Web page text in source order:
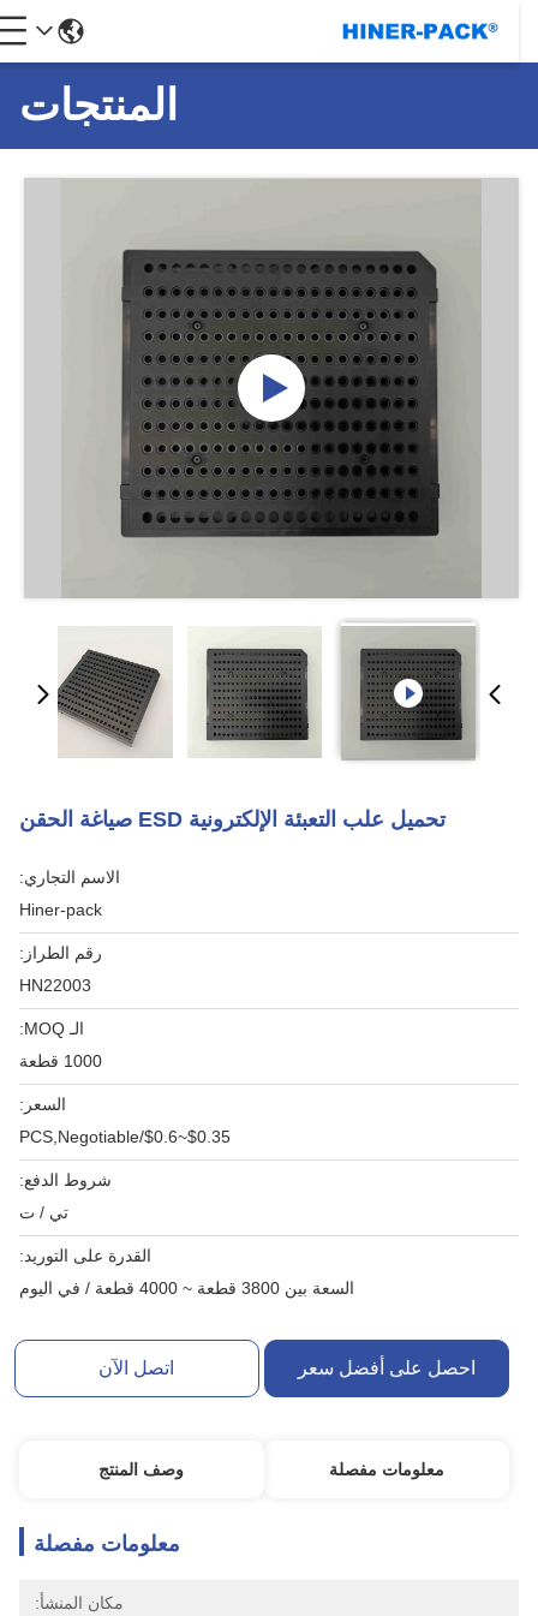
المنتجات
تحميل علب التعبئة الإلكترونية ESD صياغة الحقن
الاسم التجاري:
Hiner-pack
رقم الطراز:
HN22003
الـ MOQ:
1000 قطعة
السعر:
$0.35~$0.6/PCS,Negotiable
شروط الدفع:
تي / ت
القدرة على التوريد:
السعة بين 3800 قطعة ~ 4000 قطعة / في اليوم
احصل على أفضل سعر اتصل الآن
معلومات مفصلة وصف المنتج
معلومات مفصلة
مكان المنشأ: